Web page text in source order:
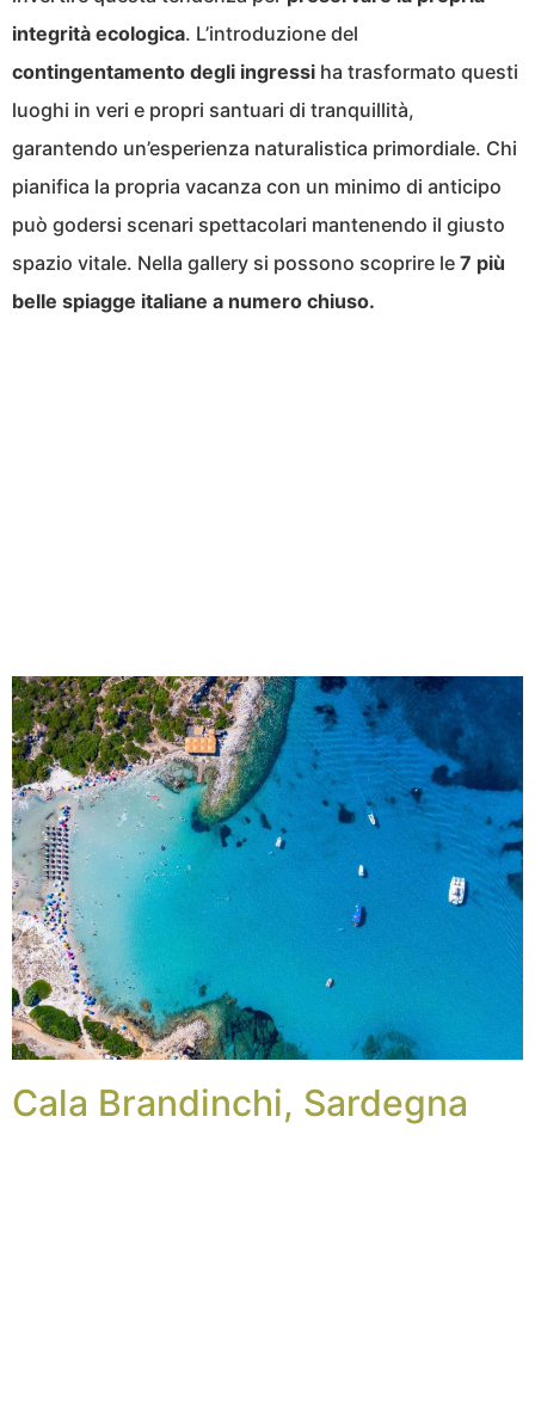
integrità ecologica. L’introduzione del
contingentamento degli ingressi ha trasformato questi
luoghi in veri e propri santuari di tranquillità,
garantendo un’esperienza naturalistica primordiale. Chi
pianifica la propria vacanza con un minimo di anticipo
può godersi scenari spettacolari mantenendo il giusto
spazio vitale. Nella gallery si possono scoprire le 7 più
belle spiagge italiane a numero chiuso.
Cala Brandinchi, Sardegna